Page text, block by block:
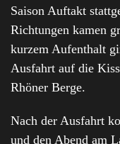
Saison Auftakt
Richtungen kamen
kurzem Aufenthalt
Ausfahrt auf die
Rhöner Berge.
Nach der Ausfahrt
und den Abend am